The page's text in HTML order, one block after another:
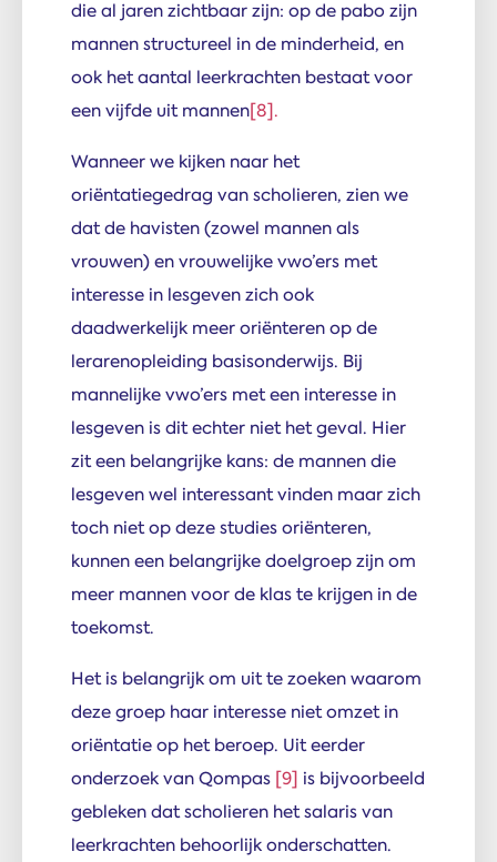
die al jaren zichtbaar zijn: op de pabo zijn
mannen structureel in de minderheid, en
ook het aantal leerkrachten bestaat voor
een vijfde uit mannen[8].
Wanneer we kijken naar het
oriëntatiegedrag van scholieren, zien we
dat de havisten (zowel mannen als
vrouwen) en vrouwelijke vwo’ers met
interesse in lesgeven zich ook
daadwerkelijk meer oriënteren op de
lerarenopleiding basisonderwijs. Bij
mannelijke vwo’ers met een interesse in
lesgeven is dit echter niet het geval. Hier
zit een belangrijke kans: de mannen die
lesgeven wel interessant vinden maar zich
toch niet op deze studies oriënteren,
kunnen een belangrijke doelgroep zijn om
meer mannen voor de klas te krijgen in de
toekomst.
Het is belangrijk om uit te zoeken waarom
deze groep haar interesse niet omzet in
oriëntatie op het beroep. Uit eerder
onderzoek van Qompas [9] is bijvoorbeeld
gebleken dat scholieren het salaris van
leerkrachten behoorlijk onderschatten.